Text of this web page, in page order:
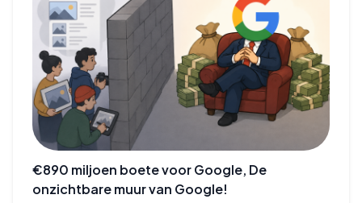
€890 miljoen boete voor Google, De
onzichtbare muur van Google!